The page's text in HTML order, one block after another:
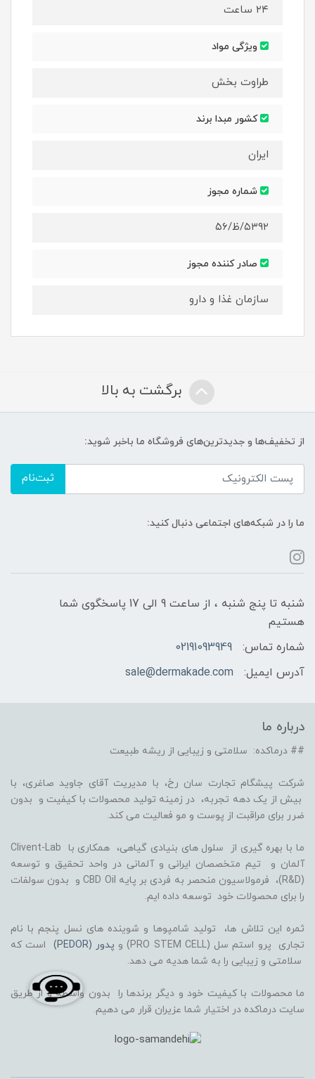
۲۴ ساعت
ویژگی مواد
طراوت بخش
کشور مبدا برند
ایران
شماره مجوز
۵۳۹۲/ظ/۵۶
صادر کننده مجوز
سازمان غذا و دارو
برگشت به بالا
از تخفیف‌ها و جدیدترین‌های فروشگاه ما باخبر شوید:
ثبت‌نام
ما را در شبکه‌های اجتماعی دنبال کنید:
شنبه تا پنج شنبه ، از ساعت 9 الی 17 پاسخگوی شما
هستیم
شماره تماس:
02191093949
آدرس ایمیل:
sale@dermakade.com
درباره ما
## درماکده: سلامتی و زیبایی از ریشه طبیعت
شرکت پیشگام تجارت سان رخ، با مدیریت آقای جاوید صاغری، با
بیش از یک دهه تجربه، در زمینه تولید محصولات با کیفیت و بدون
ضرر برای مراقبت از پوست و مو فعالیت می کند.
ما با بهره گیری از سلول های بنیادی گیاهی، همکاری با Clivent-Lab
آلمان و تیم متخصصان ایرانی و آلمانی در واحد تحقیق و توسعه
(R&D)، فرمولاسیون منحصر به فردی بر پایه CBD Oil و بدون سولفات
را برای محصولات خود توسعه داده ایم.
ثمره این تلاش ها، تولید شامپوها و شوینده های نسل پنجم با نام
تجاری پرو استم سل (PRO STEM CELL) و
پدور (PEDOR)
است که
سلامتی و زیبایی را به شما هدیه می دهد.
ما محصولات با کیفیت خود و دیگر برندها را بدون واسطه و از طریق
سایت درماکده در اختیار شما عزیران قرار می دهیم.